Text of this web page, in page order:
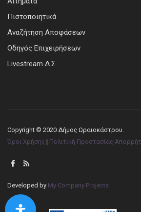
Πιστοποιητικά
Αναζήτηση Αποφάσεων
Οδηγός Επιχειρήσεων
Livestream Δ.Σ.
Copyright © 2020 Δήμος Ωραιοκάστρου.
Όροι Χρήσης | Πολιτική Προστασίας
Developed by My Company Projects